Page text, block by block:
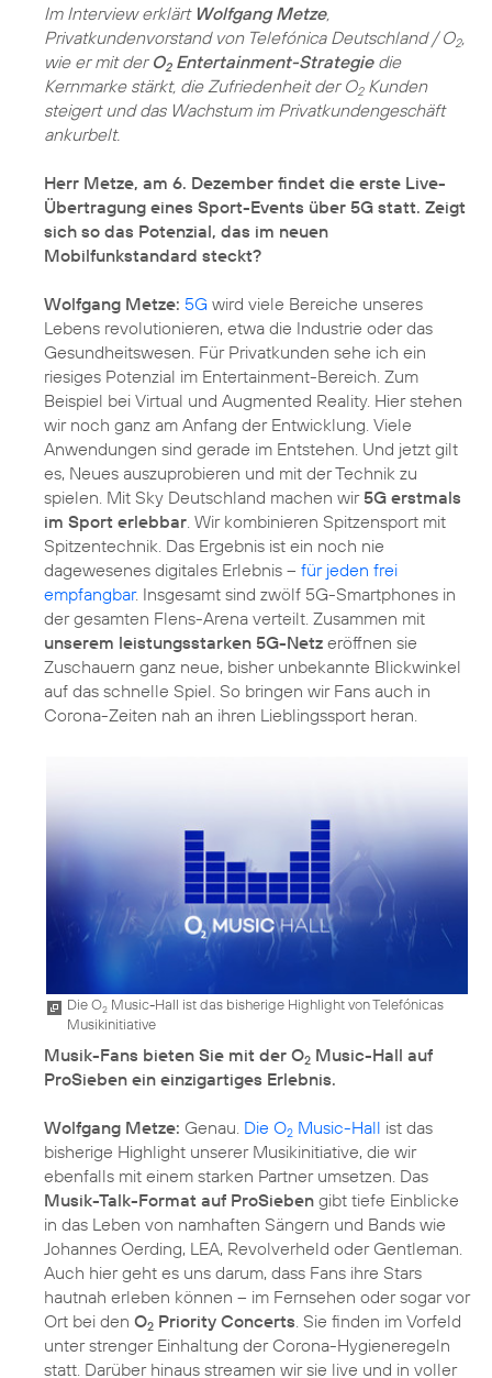
Im Interview erklärt Wolfgang Metze,
Privatkundenvorstand von Telefónica Deutschland / O2,
wie er mit der O2Entertainment-Strategiedie
Kernmarke stärkt, die Zufriedenheit der O2Kunden
steigert und das Wachstum im Privatkundengeschäft
ankurbelt.
Herr Metze, am 6. Dezember findet die erste Live-
Übertragung eines Sport-Events über 5G statt. Zeigt
sich so das Potenzial, das im neuen
Mobilfunkstandard steckt?
Wolfgang Metze: 5G wird viele Bereiche unseres
Lebens revolutionieren, etwa die Industrie oder das
Gesundheitswesen. Für Privatkunden sehe ich ein
riesiges Potenzial im Entertainment-Bereich. Zum
Beispiel bei Virtual und Augmented Reality. Hier stehen
wir noch ganz am Anfang der Entwicklung. Viele
Anwendungen sind gerade im Entstehen. Und jetzt gilt
es, Neues auszuprobieren und mit der Technik zu
spielen. Mit Sky Deutschland machen wir5G erstmals
im Sport erlebbar . Wir kombinieren Spitzensport mit
Spitzentechnik. Das Ergebnis ist ein noch nie
dagewesenes digitales Erlebnis – für jeden frei
empfangbar. Insgesamt sind zwölf 5G-Smartphones in
der gesamten Flens-Arena verteilt. Zusammen mit
unserem leistungsstarken 5G-Netz eröffnen sie
Zuschauern ganz neue, bisher unbekannte Blickwinkel
auf das schnelle Spiel. So bringen wir Fans auch in
Corona-Zeiten nah an ihren Lieblingssport heran.
Die O2 Music-Hall ist das bisherige Highlight von Telefónicas
Musikinitiative
Musik-Fans bieten Sie mit der O2 Music-Hall auf
ProSieben ein einzigartiges Erlebnis.
Wolfgang Metze: Genau. Die O2 Music-Hall ist das
bisherige Highlight unserer Musikinitiative, die wir
ebenfalls mit einem starken Partner umsetzen. Das
Musik-Talk-Format auf ProSieben gibt tiefe Einblicke
in das Leben von namhaften Sängern und Bands wie
Johannes Oerding, LEA, Revolverheld oder Gentleman.
Auch hier geht es uns darum, dass Fans ihre Stars
hautnah erleben können – im Fernsehen oder sogar vor
Ort bei den O2 Priority Concerts. Sie finden im Vorfeld
unter strenger Einhaltung der Corona-Hygieneregeln
statt. Darüber hinaus streamen wir sie live und in voller